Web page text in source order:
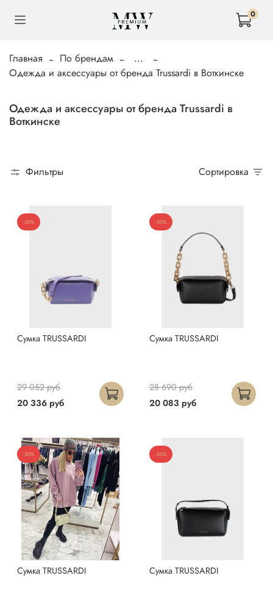
0
Главная По брендам
...
Одежда и аксессуары от бренда Trussardi в Воткинске
Одежда и аксессуары от бренда Trussardi в
Воткинске
Фильтры Сортировка
-30%
Сумка TRUSSARDI
20 336 руб
29 052 руб
-30%
Сумка TRUSSARDI
20 083 руб
28 690 руб
-30%
Сумка TRUSSARDI
-30%
Сумка TRUSSARDI